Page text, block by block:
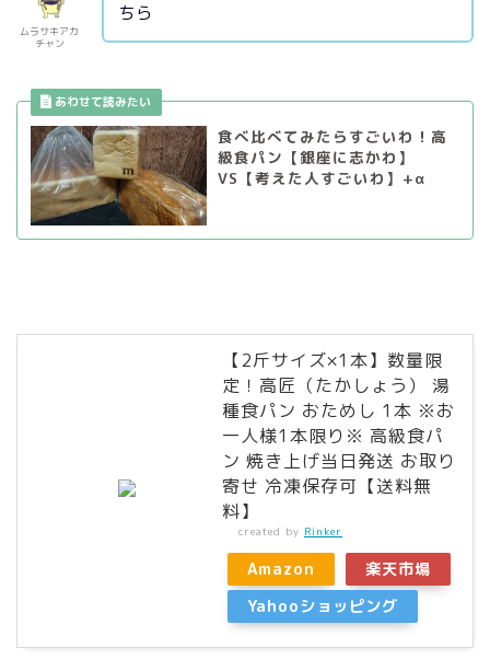
ムラサキアカ
チャン
ちら
食べ比べてみたらすごいわ！高
級食パン【銀座に志かわ】
VS【考えた人すごいわ】+α
【2斤サイズ×1本】数量限
定！高匠（たかしょう） 湯
種食パン おためし 1本 ※お
一人様1本限り※ 高級食パ
ン 焼き上げ当日発送 お取り
寄せ 冷凍保存可【送料無
料】
created by Rinker
Amazon
楽天市場
Yahooショッピング